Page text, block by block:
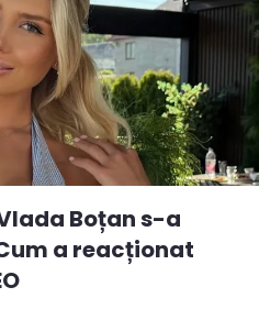
Boțan s-a
a reacționat